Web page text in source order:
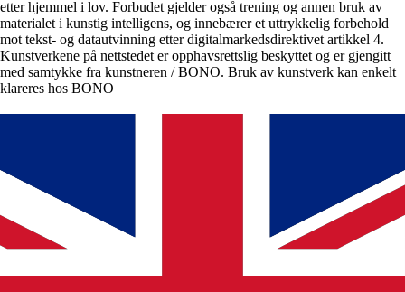
etter hjemmel i lov. Forbudet gjelder også trening og annen bruk av
materialet i kunstig intelligens, og innebærer et uttrykkelig forbehold
mot tekst- og datautvinning etter digitalmarkedsdirektivet artikkel 4.
Kunstverkene på nettstedet er opphavsrettslig beskyttet og er gjengitt
med samtykke fra kunstneren / BONO. Bruk av kunstverk kan enkelt
klareres hos BONO